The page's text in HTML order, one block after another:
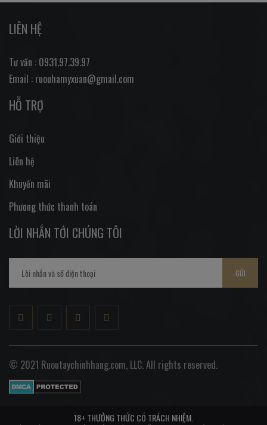
LIÊN HỆ
Tư vấn : 0931.97.39.97
Email : ruouhamyxuan@gmail.com
HỖ TRỢ
Giới thiệu
Liên hệ
Khuyến mãi
Phương thức thanh toán
LỜI NHẮN TỚI CHÚNG TÔI
GỬI
© 2021 Ruoutaychinhhang.com, LLC. All rights reserved.
18+ THƯỞNG THỨC CÓ TRÁCH NHIỆM.